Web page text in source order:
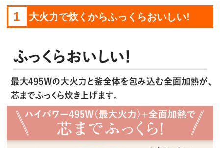
1 大火力で炊くからふっくらおいしい!